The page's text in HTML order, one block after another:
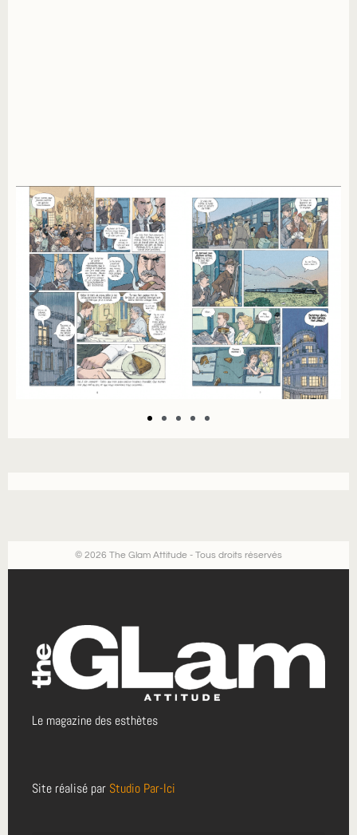
© 2026 The Glam Attitude - Tous droits réservés
Le magazine des esthètes
Site réalisé par Studio Par-Ici